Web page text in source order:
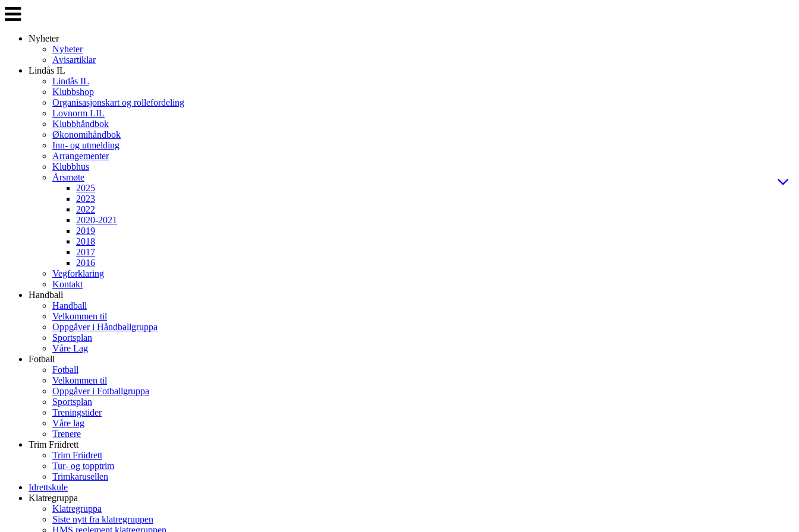
Veksle
navigasjon
Nyheter
Nyheter
Avisartiklar
Lindås IL
Lindås IL
Klubbshop
Organisasjonskart og rollefordeling
Lovnorm LIL
Klubbhåndbok
Økonomihåndbok
Inn- og utmelding
Arrangementer
Klubbhus
Årsmøte
2025
2023
2022
2020-2021
2019
2018
2017
2016
Vegforklaring
Kontakt
Handball
Handball
Velkommen til
Oppgåver i Håndballgruppa
Sportsplan
Våre Lag
Fotball
Fotball
Velkommen til
Oppgåver i Fotballgruppa
Sportsplan
Treningstider
Våre lag
Trenere
Trim Friidrett
Trim Friidrett
Tur- og topptrim
Trimkarusellen
Idrettskule
Klatregruppa
Klatregruppa
Siste nytt fra klatregruppen
HMS reglement klatregruppen